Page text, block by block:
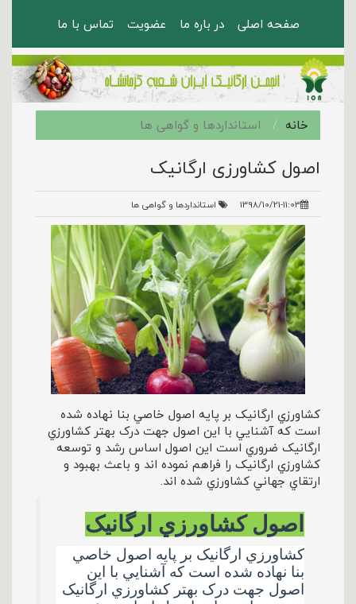
صفحه اصلی در باره ما عضویت تماس با ما
خانه استانداردها و گواهی ها
اصول کشاورزی ارگانیک
1398/10/21-11:03 استانداردها و گواهی ها
کشاورزي ارگانيک بر پايه اصول خاصي بنا نهاده شده
است که آشنايي با اين اصول جهت درک بهتر کشاورزي
ارگانيک ضروري است اين اصول اساس رشد و توسعه
کشاورزي ارگانيک را فراهم نموده اند و باعث بهبود و
ارتقاي جهاني کشاورزي شده اند.
اصول کشاورزي ارگانيک
کشاورزي ارگانيک بر پايه اصول خاصي
بنا نهاده شده است که آشنايي با اين
اصول جهت درک بهتر کشاورزي ارگانيک